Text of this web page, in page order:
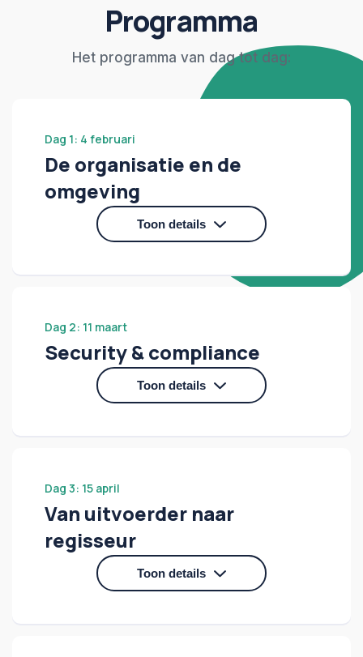
Programma
Het programma van dag tot dag:
Dag 1: 4 februari
De organisatie en de
omgeving
Toon details
Hoe verandert de wereld en hoe richt je een
informatiebeveiligingsorganisatie daarop in?
Dag 2: 11 maart
Security & compliance
Toon details
Dag 3: 15 april
Van uitvoerder naar
regisseur
Toon details